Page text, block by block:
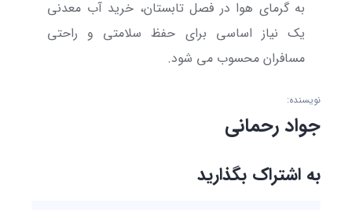
به گرمای هوا در فصل تابستان، خرید آب معدنی
یک نیاز اساسی برای حفظ سلامتی و راحتی
مسافران محسوب می ‌شود.
نویسنده:
جواد رحمانی
به اشتراک بگذارید